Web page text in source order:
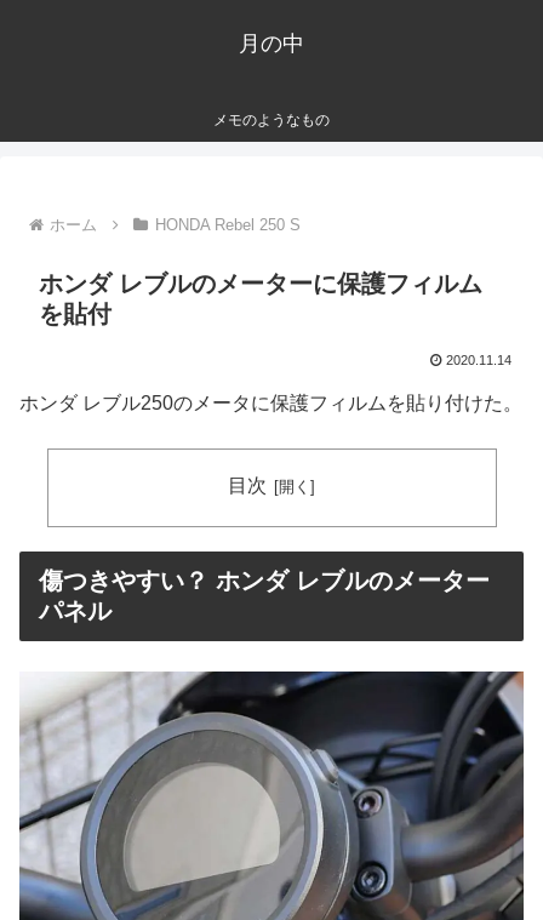
月の中
メモのようなもの
ホーム HONDA Rebel 250 S
ホンダ レブルのメーターに保護フィルム
を貼付
2020.11.14
ホンダ レブル250のメータに保護フィルムを貼り付けた。
目次
傷つきやすい？ ホンダ レブルのメーター
パネル